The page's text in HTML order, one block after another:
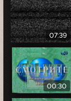
07:39
00:30